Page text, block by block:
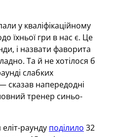
у кваліфікаційному
їхньої гри в нас є. Це
і назвати фаворита
Та й не хотілося б
слабких
сказав напередодні
тренер синьо-
раунду поділило 32